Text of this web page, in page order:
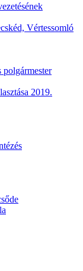
Vértessomló
2019.